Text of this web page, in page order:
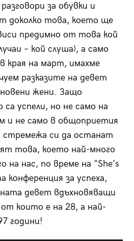
за обувки и
доколко това, което ще
предимно от това кой
– кой слуша), а само
края на март, имахме
разказите на девет
жени. Защо
успели, но не само на
и не само в общоприетия
стремежа си да останат
това, което най-много
на нас, по време на "She’s
конференция за успеха,
девет вдъхновяващи
които е на 28, а най-
години!